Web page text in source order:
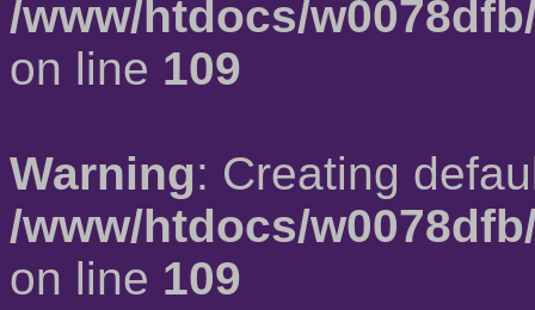
/www/htdocs/
on line 109
Warning: Creating
/www/htdocs/
on line 109